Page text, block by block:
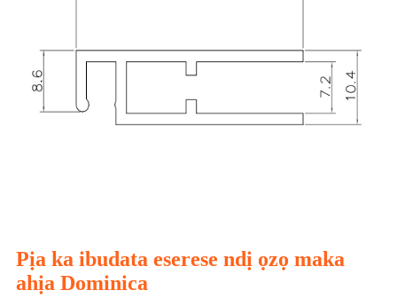
Pịa ka ibudata eserese ndị ọzọ maka
ahịa Dominica